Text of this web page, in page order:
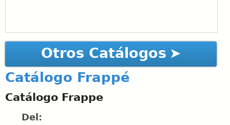
Otros Catálogos
Catálogo Frappé
Catálogo Frappe
Del: